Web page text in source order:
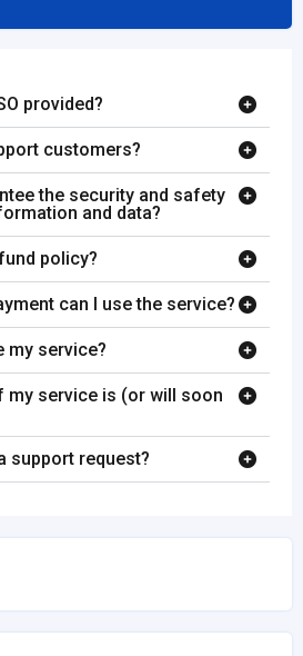
provided?
customers?
the security and safety
and data?
policy?
can I use the service?
my service?
my service is (or will soon
support request?